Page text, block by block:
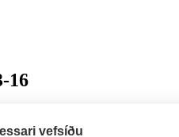
16
vefsíðu